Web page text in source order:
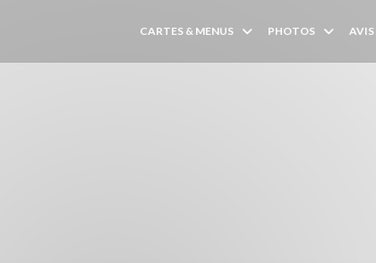
CARTES & MENUS PHOTOS AVIS